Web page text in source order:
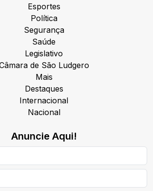
Esportes
Política
Segurança
Saúde
Legislativo
de São Ludgero
Mais
Destaques
Internacional
Nacional
Anuncie Aqui!